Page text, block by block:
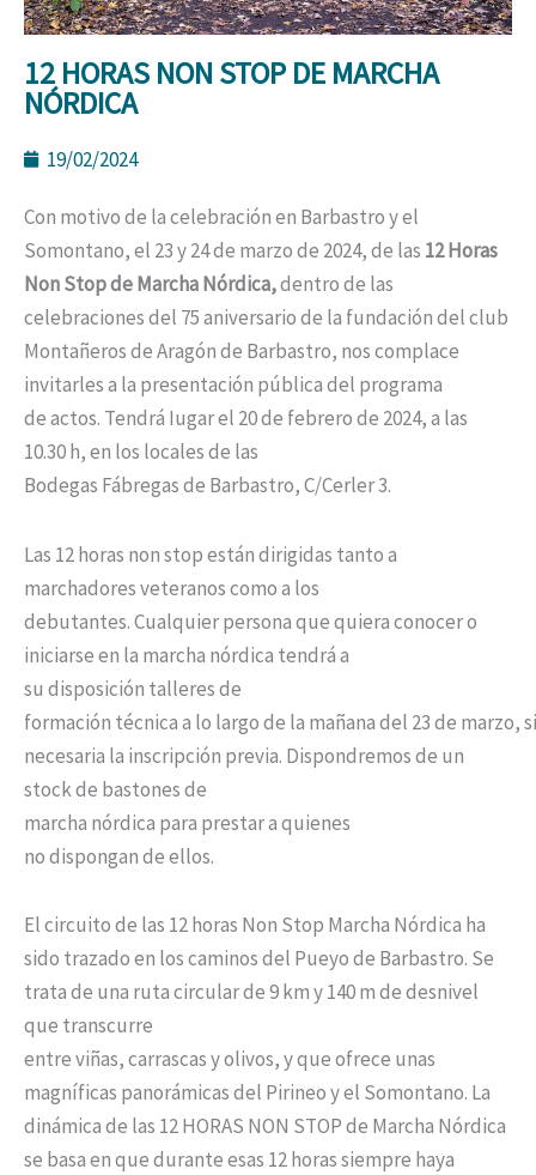
12 HORAS NON STOP DE MARCHA
NÓRDICA
19/02/2024
Con motivo de la celebración en Barbastro y el
Somontano, el 23 y 24 de marzo de 2024, de las 12 Horas
NonStop de Marcha Nórdica,dentro de las
celebraciones del 75 aniversario de la fundación del club
Montañeros de Aragón de Barbastro, nos complace
invitarles a la presentación pública del programa
de actos. Tendrá Iugar el 20 de febrero de 2024, a las
10.30 h, en los locales de las
Bodegas Fábregas de Barbastro, C/Cerler 3.
Las 12 horas non stop están dirigidas tanto a
marchadores veteranos como a los
debutantes. Cualquier persona que quiera conocer o
iniciarse en la marcha nórdica tendrá a
su disposición talleres de
formación técnica a lo largo de la mañana del 23 de marzo,
necesaria la inscripción previa. Dispondremos de un
stock de bastones de
marcha nórdica para prestar a quienes
no dispongan de ellos.
El circuito de las 12 horas Non Stop Marcha Nórdica ha
sido trazado en los caminos del Pueyo de Barbastro. Se
trata de una ruta circular de 9 km y 140 m de desnivel
que transcurre
entre viñas, carrascas y olivos, y que ofrece unas
magníficas panorámicas del Pirineo y el Somontano. La
dinámica de las 12 HORAS NON STOP de Marcha Nórdica
se basa en que durante esas 12 horas siempre haya